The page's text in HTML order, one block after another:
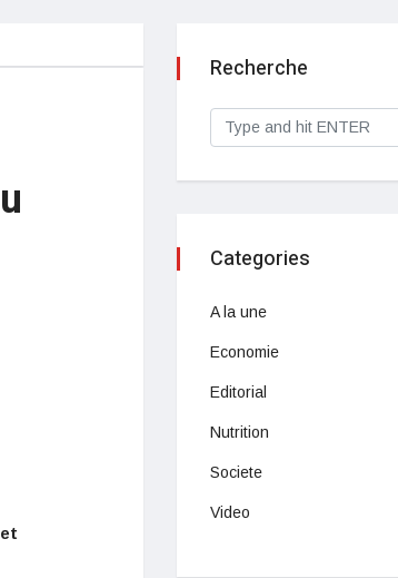
Recherche
Categories
A la une
Economie
Editorial
Nutrition
Societe
Video